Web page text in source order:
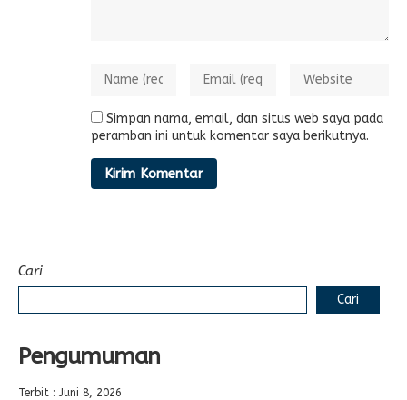
Simpan nama, email, dan situs web saya pada
peramban ini untuk komentar saya berikutnya.
Cari
Cari
Pengumuman
Terbit : Juni 8, 2026